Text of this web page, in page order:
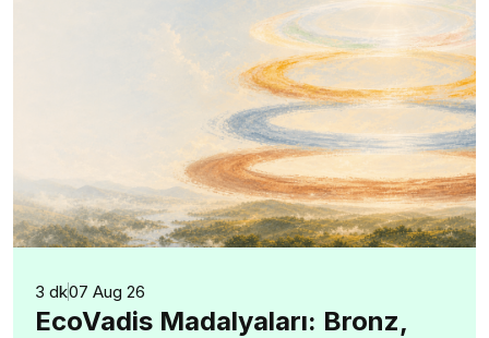
3 dk07 Aug 26
EcoVadis Madalyaları: Bronz,